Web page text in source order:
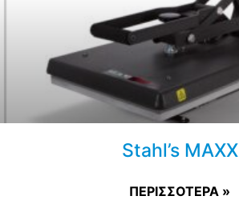
Stahl’s MAXX
ΠΕΡΙΣΣΟΤΕΡΑ »